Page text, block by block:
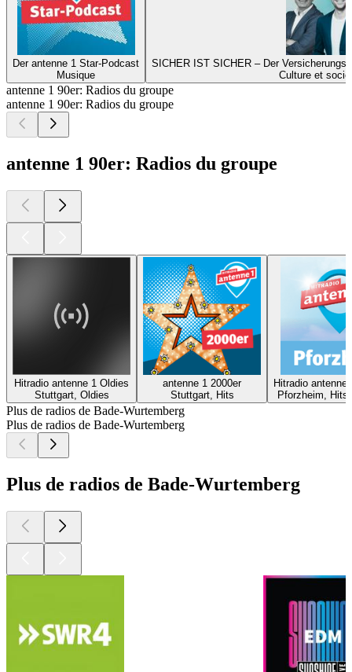
Der antenne 1 Star-Podcast
Musique
SICHER IST SICHER – Der
Culture et
antenne 1 90er: Radios du groupe
antenne 1 90er: Radios du groupe
antenne 1 90er: Radios du groupe
Hitradio antenne 1 Oldies
Stuttgart, Oldies
antenne 1 2000er
Stuttgart, Hits
Hitradio antenne
Pforzheim,
Plus de radios de Bade-Wurtemberg
Plus de radios de Bade-Wurtemberg
Plus de radios de Bade-Wurtemberg